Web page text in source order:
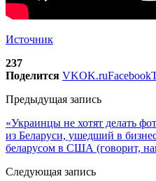
Источник
237
Поделится VKOK.ruFacebook
Предыдущая запись
«Украинцы не хотят делать
из Беларуси, ушедший в
беларусом в США (говорит,
Следующая запись